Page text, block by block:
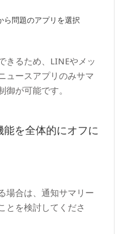
ら問題のアプリを選択
きるため、LINEやメッ
ュースアプリのみサマ
御が可能です。
を全体的にオフに
場合は、通知サマリー
とを検討してくださ